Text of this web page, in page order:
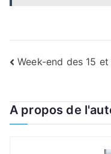
Navigation
l’article
Week-end des 15
A propos de